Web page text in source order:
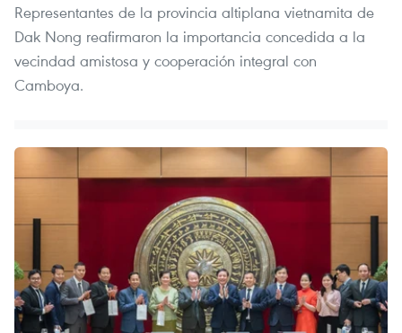
Representantes de la provincia altiplana vietnamita de
Dak Nong reafirmaron la importancia concedida a la
vecindad amistosa y cooperación integral con
Camboya.